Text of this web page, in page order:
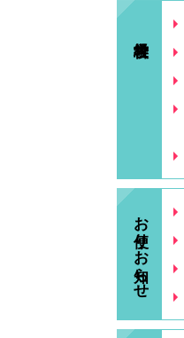
お便り・お知らせ